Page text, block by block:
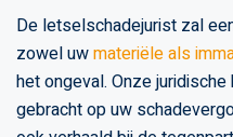
De letselschadejurist zal
zowel uwmateriële als
het ongeval. Onze
gebracht op uw